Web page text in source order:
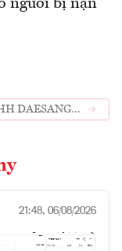
người bị nạn
DAESANG
21:48, 06/08/2026